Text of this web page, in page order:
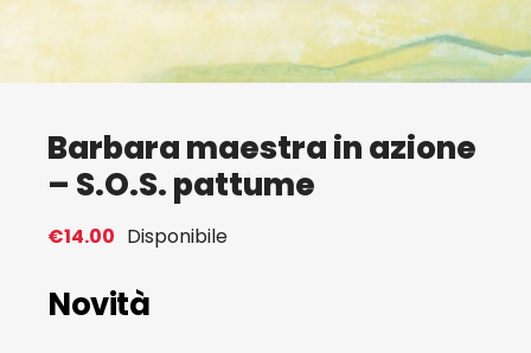
Eventi
Barbara maestra in azione
– S.O.S. pattume
€14.00 Disponibile
Novità